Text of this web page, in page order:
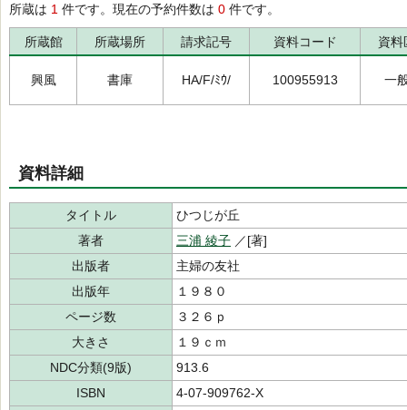
所蔵は 1 件です。現在の予約件数は 0 件です。
所蔵館 所蔵場所 請求記号 資料コード 資料
興風 書庫 HA/F/ﾐｳ/ 100955913 一
資料詳細
タイトル
ひつじが丘
著者
三浦 綾子 ／[著]
出版者
主婦の友社
出版年
１９８０
ページ数
３２６ｐ
大きさ
１９ｃｍ
NDC分類(9版)
913.6
ISBN
4-07-909762-X